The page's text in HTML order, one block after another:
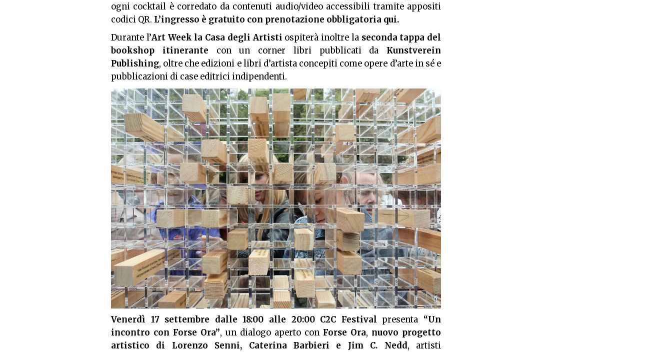
ogni cocktail è corredato da contenuti audio/video accessibili tramite appositi
codici QR. L’ingresso è gratuito con prenotazione obbligatoria qui.
Durante l’Art Week la Casa degli Artisti ospiterà inoltre la seconda tappa del
bookshop itinerante con un corner libri pubblicati da Kunstverein
Publishing, oltre che edizioni e libri d’artista concepiti come opere d’arte in sé e
pubblicazioni di case editrici indipendenti.
Venerdì 17 settembre dalle 18:00 alle 20:00 C2C Festival presenta “Un
incontro con Forse Ora”, un dialogo aperto con Forse Ora, nuovo progetto
artistico di Lorenzo Senni, Caterina Barbieri e Jim C. Nedd, artisti